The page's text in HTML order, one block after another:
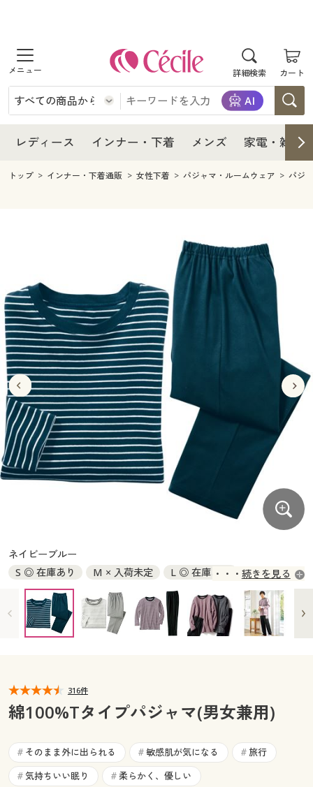
詳細検索 カート
商品を探す
レディース
レディースファッション
インナー・下着
インナー・下着通販すべて
ジュニア・ティーンズ下着
メンズ
メンズ下着
家電
キッチン・雑貨・日用品
寝具・インテリア・家具通販すべて
家具・収納
寝具・ベッド
カーテン・ラグ・ファブリック
美容・健康
美容・健康通販すべて
美容・健康・サプリメント
制服・スクール
制服・スクールすべて
制服・学生服
ジュニア・ティーンズ下着
大きいサイズ
大きいサイズ通販すべて
大きいサイズ レディース服
大きいサイズ レディース下着
大きいサイズ 事務・制服
バーゲン
バーゲンセール
シークレットセール
詳細検索
商品カテゴリ一覧
カタログ・チラシからのご注文
デジタルカタログ
カタログ無料プレゼント
マイページ
お気に入り
レディース インナー・下着 メンズ 家電・雑貨
レディース
レディース通販すべて
レディースファッション
インナー・下着
インナー・下着通販すべて
メンズ
キッチン・雑貨・日用品
家具・収納
寝具・ベッド
カーテン・ラグ・ファブリック
美容・健康通販すべて
美容・健康・サプリメント
制服・スクール
制服・スクールすべて
制服・学生服
ジュニア・ティーンズ下着
大きいサイズ
大きいサイズ通販すべて
大きいサイズ レディース服
大きいサイズ レディース下着
大きいサイズ メンズ
バーゲン
バーゲンセール
シークレットセール
詳細検索
商品カテゴリ一覧
カタログ
カタログ無料プレゼント
会員メニュー
閲覧履歴
サポート
トップ インナー・下着通販 女性下着 パジャマ・ルームウェア パジ
ネイビーブルー
S ◎ 在庫あり
M × 入荷未定
L ◎ 在庫あり
LL ○ 在庫わずか
3L ◎ 在庫あり 5L ○ 在庫わずか
続きを見る
316件
綿100%Tタイプパジャマ(男女兼用)
# そのまま外に出られる # 敏感肌が気になる # 旅行
# 気持ちいい眠り # 柔らかく、優しい